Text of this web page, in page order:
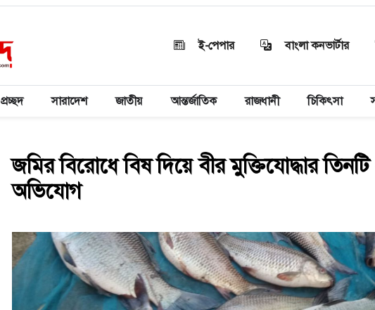
ই-পেপার বাংলা কনভার্টার
প্রচ্ছদ সারাদেশ জাতীয় আন্তর্জাতিক রাজধানী চিকিৎসা
জমির বিরোধে বিষ দিয়ে বীর মুক্তিযোদ্ধার
অভিযোগ